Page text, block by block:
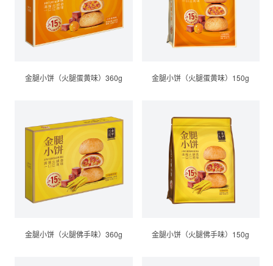
金腿小饼（火腿蛋黄味）360g 金腿小饼（火腿蛋黄味）150g
金腿小饼（火腿佛手味）360g 金腿小饼（火腿佛手味）150g